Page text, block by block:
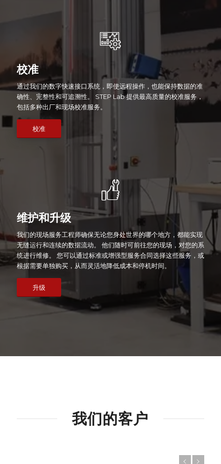
校准
通过我们的数字快速接口系统，即使远程操作，也能保持数据的准
确性、完整性和可追溯性。 STEP Lab 提供最高质量的校准服务，
包括多种出厂和现场校准服务。
校准
维护和升级
我们的现场服务工程师确保无论您身处世界的哪个地方，都能实现
无缝运行和连续的数据流动。 他们随时可前往您的现场，对您的系
统进行维修。 您可以通过标准或增强型服务合同选择这些服务，或
根据需要单独购买，从而灵活地降低成本和停机时间。
升级
我们的客户